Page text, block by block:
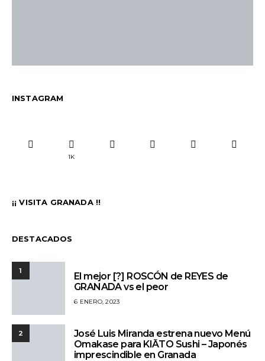
INSTAGRAM
1K
¡¡ VISITA GRANADA !!
DESTACADOS
1
El mejor [?] ROSCÓN de REYES de
GRANADA vs el peor
6 ENERO, 2023
2
José Luis Miranda estrena nuevo Menú
Omakase para KIĀTO Sushi – Japonés
imprescindible en Granada